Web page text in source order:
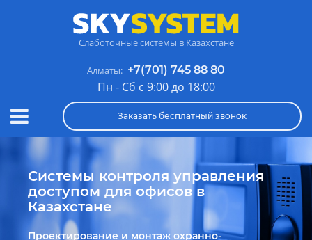
Слаботочные системы в Казахстане
Алматы: +7(701) 745 88 80
Пн - Сб с 9:00 до 18:00
Заказать бесплатный звонок
Системы контроля управления
доступом для офисов в
Казахстане
Проектирование и монтаж охранно-